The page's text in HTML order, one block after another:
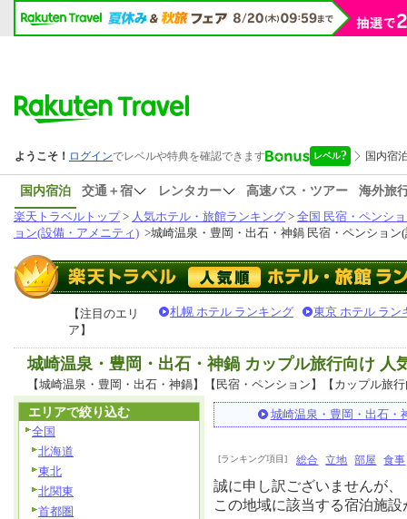
国内宿泊 交通＋宿 レンタカー 高速バス・ツアー
海外旅
楽天トラベルトップ> 人気ホテル・旅館ランキング > 全国 民宿・ペンシ
ョン(設備・アメニティ) >城崎温泉・豊岡・出石・神鍋 民宿・ペンション
【注目のエリ
ア】
札幌 ホテル ランキング 東京 ホテル ラン
城崎温泉・豊岡・出石・神鍋 カップル旅行向け
【城崎温泉・豊岡・出石・神鍋】【民宿・ペンション】【カップル旅
城崎温泉・豊岡・出石・
[ランキング項目] 総合 立地 部屋 食事
誠に申し訳ございませんが、
この地域に該当する宿泊施
エリアで絞り込む
全国
北海道
東北
北関東
首都圏